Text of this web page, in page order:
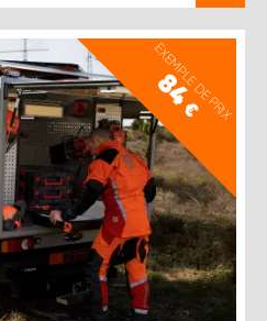
EXEMPLE DE PRIX
84
€